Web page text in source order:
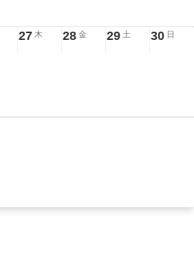
27 木 28 金 29 土 30 日